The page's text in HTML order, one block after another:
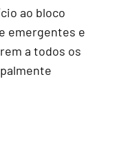
ao bloco
emergentes e
a todos os